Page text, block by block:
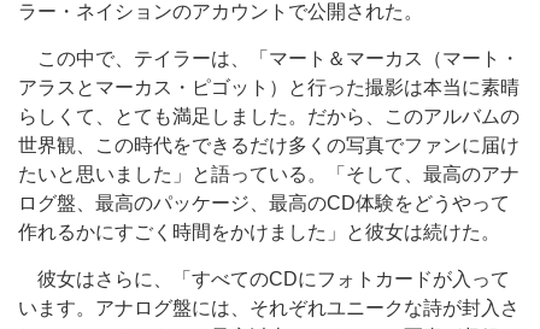
ラー・ネイションのアカウントで公開された。
この中で、テイラーは、「マート＆マーカス（マート・
アラスとマーカス・ピゴット）と行った撮影は本当に素晴
らしくて、とても満足しました。だから、このアルバムの
世界観、この時代をできるだけ多くの写真でファンに届け
たいと思いました」と語っている。「そして、最高のアナ
ログ盤、最高のパッケージ、最高のCD体験をどうやって
作れるかにすごく時間をかけました」と彼女は続けた。
彼女はさらに、「すべてのCDにフォトカードが入って
います。アナログ盤には、それぞれユニークな詩が封入さ